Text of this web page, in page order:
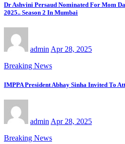
Dr Ashvini Persaud Nominated For Mom
2025.. Season 2 In Mumbai
admin Apr 28, 2025
Breaking News
IMPPA President Abhay Sinha Invited To
admin Apr 28, 2025
Breaking News